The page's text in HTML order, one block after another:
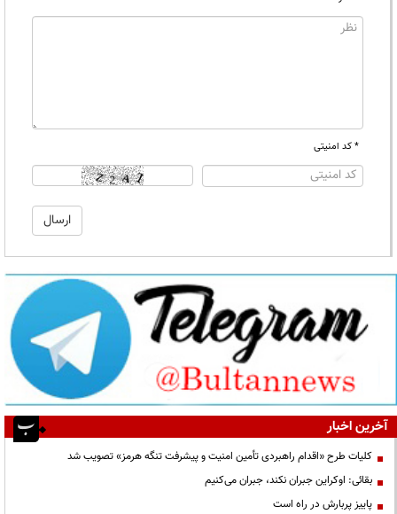
* کد امنیتی
آخرین اخبار
کلیات طرح «اقدام راهبردی تأمین امنیت و پیشرفت تنگه هرمز» تصویب شد
بقائی: اوکراین جبران نکند، جبران می‌کنیم
پاییز پربارش در راه است